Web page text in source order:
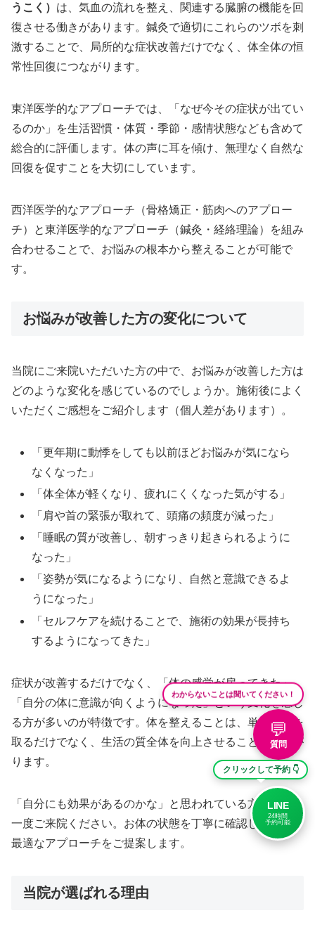
うこく） は、気血の流れを整え、関連する臓腑の機能を回
復させる働きがあります。鍼灸で適切にこれらのツボを刺
激することで、局所的な症状改善だけでなく、体全体の恒
常性回復につながります。
東洋医学的なアプローチでは、「なぜ今その症状が出てい
るのか」を生活習慣・体質・季節・感情状態なども含めて
総合的に評価します。体の声に耳を傾け、無理なく自然な
回復を促すことを大切にしています。
西洋医学的なアプローチ（骨格矯正・筋肉へのアプロー
チ）と東洋医学的なアプローチ（鍼灸・経絡理論）を組み
合わせることで、お悩みの根本から整えることが可能で
す。
お悩みが改善した方の変化について
当院にご来院いただいた方の中で、お悩みが改善した方は
どのような変化を感じているのでしょうか。施術後によく
いただくご感想をご紹介します（個人差があります）。
「更年期に動悸をしても以前ほどお悩みが気になら
なくなった」
「体全体が軽くなり、疲れにくくなった気がする」
「肩や首の緊張が取れて、頭痛の頻度が減った」
「睡眠の質が改善し、朝すっきり起きられるように
なった」
「姿勢が気になるようになり、自然と意識できるよ
うになった」
「セルフケアを続けることで、施術の効果が長持ち
するようになってきた」
症状が改善するだけでなく、「体の感覚が戻ってきた」
「自分の体に意識が向くようになった」という変化を感じ
る方が多いのが特徴です。体を整えることは、単に痛みを
取るだけでなく、生活の質全体を向上させることにつなが
ります。
「自分にも効果があるのかな」と思われている方も、ぜひ
一度ご来院ください。お体の状態を丁寧に確認した上で、
最適なアプローチをご提案します。
当院が選ばれる理由
わからないことは聞いてください！
💬
質問
クリックして予約 👇
LINE
24時間
予約可能